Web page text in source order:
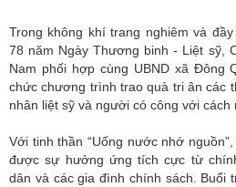
Trong không khí trang nghiêm và
78 năm Ngày Thương binh - Liệt sỹ,
Nam phối hợp cùng UBND xã Đông
chức chương trình trao quà tri ân các
nhân liệt sỹ và người có công với cách
Với tinh thần “Uống nước nhớ
được sự hưởng ứng tích cực từ
dân và các gia đình chính sách. Buổi